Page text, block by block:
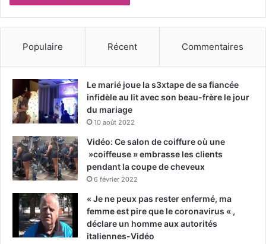
Populaire Récent Commentaires
Le marié joue la s3xtape de sa fiancée
infidèle au lit avec son beau-frère le jour
du mariage
10 août 2022
Vidéo: Ce salon de coiffure où une
»coiffeuse » embrasse les clients
pendant la coupe de cheveux
6 février 2022
« Je ne peux pas rester enfermé, ma
femme est pire que le coronavirus « ,
déclare un homme aux autorités
italiennes-Vidéo